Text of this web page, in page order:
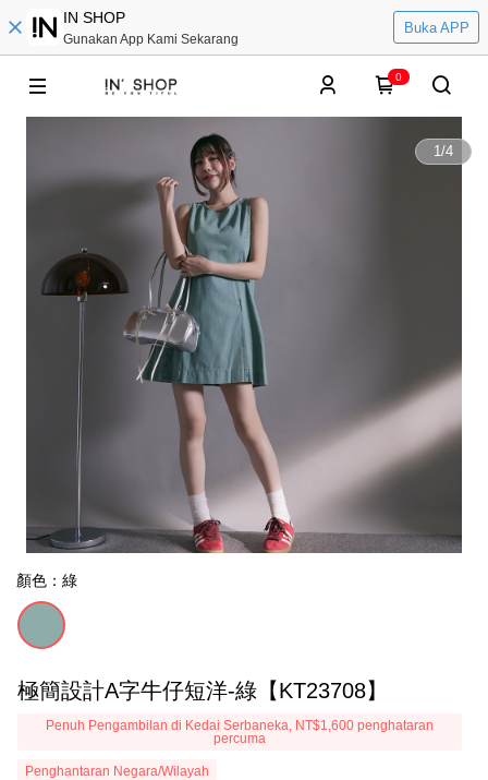
IN SHOP
Gunakan App Kami Sekarang
Buka APP
0
1/4
顏色：綠
極簡設計A字牛仔短洋-綠【KT23708】
Penuh Pengambilan di Kedai Serbaneka, NT$1,600 penghataran
percuma
Penghantaran Negara/Wilayah